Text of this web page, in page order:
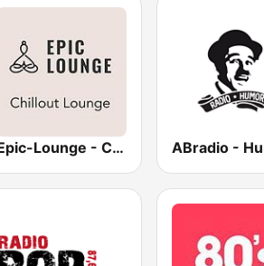
Epic-Lounge - Chillout Lounge ABradio -